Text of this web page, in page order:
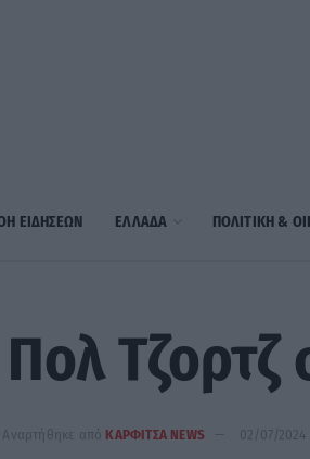
ΕΙΔΗΣΕΩΝ ΕΛΛΑΔΑ ΠΟΛΙΤΙΚΗ &
Τζορτζ
Αναρτήθηκε από ΚΑΡΦΙΤΣΑ NEWS 02/07/2024